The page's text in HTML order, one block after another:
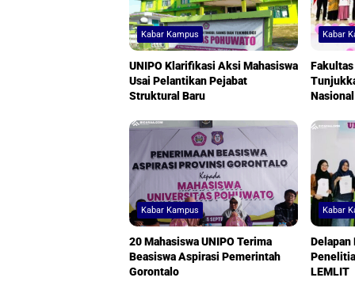
Kabar Kampus
UNIPO Klarifikasi Aksi Mahasiswa
Usai Pelantikan Pejabat
Struktural Baru
Kabar
Kabar Kampus
20 Mahasiswa UNIPO Terima
Beasiswa Aspirasi Pemerintah
Gorontalo
Kabar
Delapan
LEMLIT